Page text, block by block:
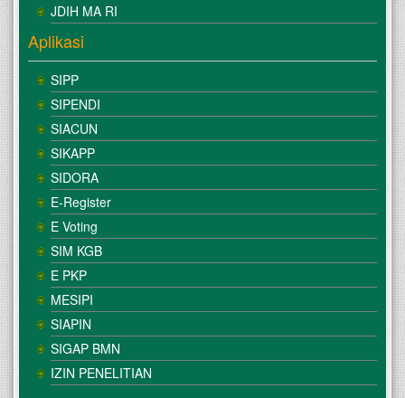
JDIH MA RI
Aplikasi
SIPP
SIPENDI
SIACUN
SIKAPP
SIDORA
E-Register
E Voting
SIM KGB
E PKP
MESIPI
SIAPIN
SIGAP BMN
IZIN PENELITIAN